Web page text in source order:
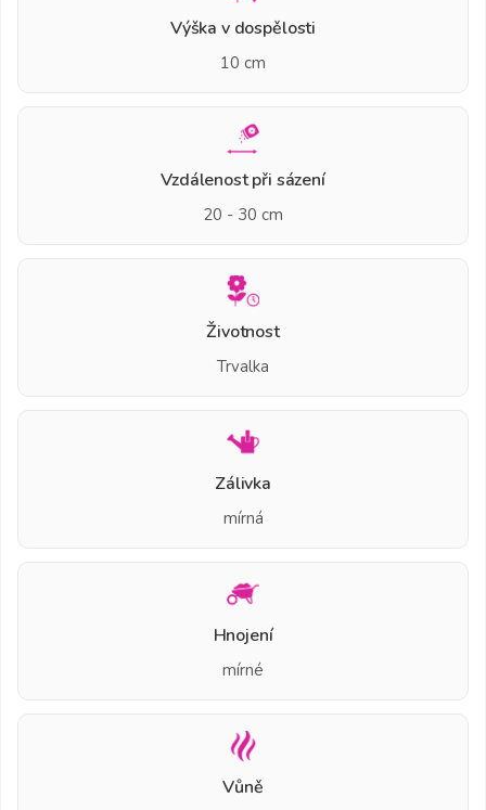
Výška v dospělosti
10 cm
Vzdálenost při sázení
20 - 30 cm
Životnost
Trvalka
Zálivka
mírná
Hnojení
mírné
Vůně